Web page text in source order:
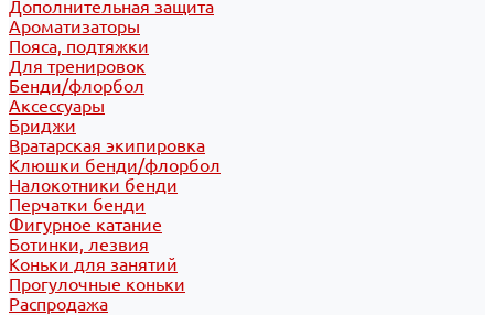
Дополнительная защита
Ароматизаторы
Пояса, подтяжки
Для тренировок
Бенди/флорбол
Аксессуары
Бриджи
Вратарская экипировка
Клюшки бенди/флорбол
Налокотники бенди
Перчатки бенди
Фигурное катание
Ботинки, лезвия
Коньки для занятий
Прогулочные коньки
Распродажа